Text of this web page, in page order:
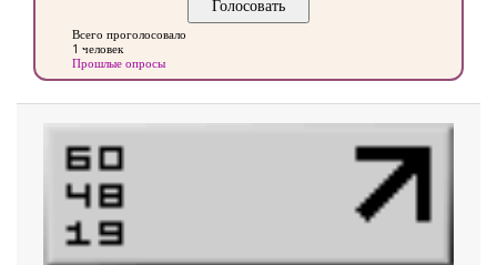
Всего проголосовало
1 человек
Прошлые опросы